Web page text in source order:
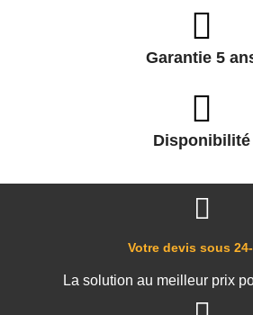
Garantie 5
Disponibilité
Votre devis sous
La solution au meilleur prix